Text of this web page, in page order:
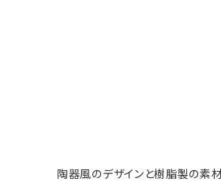
陶器風のデザインと樹脂製の素